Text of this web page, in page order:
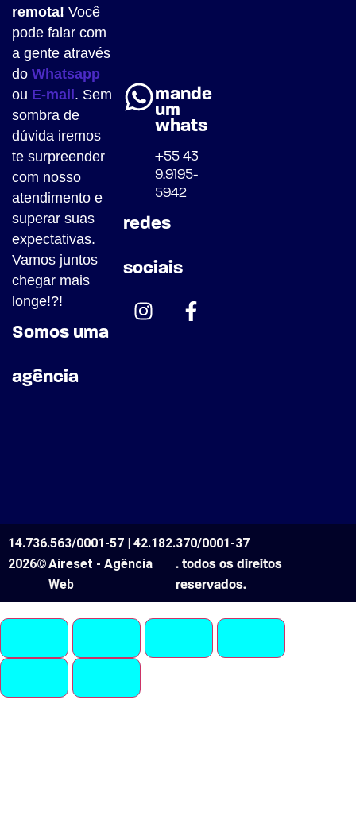
remota! Você
pode falar com
a gente através
do Whatsapp
ou E-mail . Sem
sombra de
dúvida iremos
te surpreender
com nosso
atendimento e
superar suas
expectativas.
Vamos juntos
chegar mais
longe!?!
Somos uma
agência
whats
+55 43
9.9195-
5942
redes